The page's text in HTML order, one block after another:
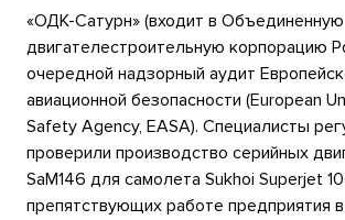
«ОДК-Сатурн» (входит в Объединенную
двигателестроительную корпорацию
очередной надзорный аудит
авиационной безопасности (European
Safety Agency, EASA). Специалисты
проверили производство серийных
SaM146 для самолета Sukhoi Superjet
препятствующих работе предприятия